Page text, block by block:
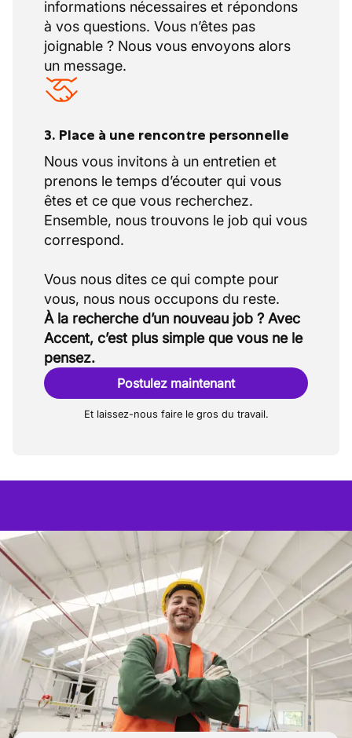
informations nécessaires et répondons
à vos questions. Vous n’êtes pas
joignable ? Nous vous envoyons alors
un message.
3. Place à une rencontre personnelle
Nous vous invitons à un entretien et
prenons le temps d’écouter qui vous
êtes et ce que vous recherchez.
Ensemble, nous trouvons le job qui vous
correspond.
Vous nous dites ce qui compte pour
À la recherche d’un nouveau job ? Avec
Accent, c’est plus simple que vous ne le
pensez.
Postulez maintenant
Et laissez-nous faire le gros du travail.